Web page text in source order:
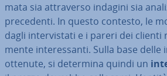
ma­ta sia at­tra­ver­so indagini sia
pre­ce­den­ti. In questo contesto, le
dagli in­ter­vi­sta­ti e i pareri dei
men­te in­te­res­san­ti. Sulla base delle
ottenute, si determina quindi un